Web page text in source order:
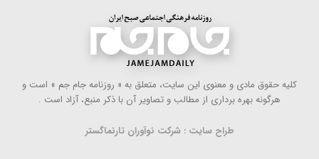
كلیه حقوق مادی و معنوی این سایت، متعلق به « روزنامه جام جم » است و
هرگونه بهره ‌برداری از مطالب و تصاویر آن با ذكر منبع، آزاد است .
طراح سایت : شرکت نوآوران تارنماگستر